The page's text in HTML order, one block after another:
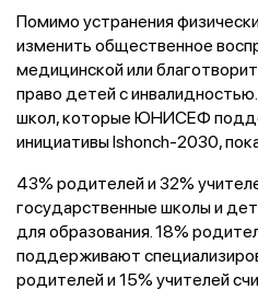
Помимо устранения
изменить общественное
медицинской или
право детей с
школ, которые ЮНИСЕФ
инициативы Ishonch-2030,
43% родителей и 32%
государственные школы и
для образования. 18%
поддерживают
родителей и 15% учителей